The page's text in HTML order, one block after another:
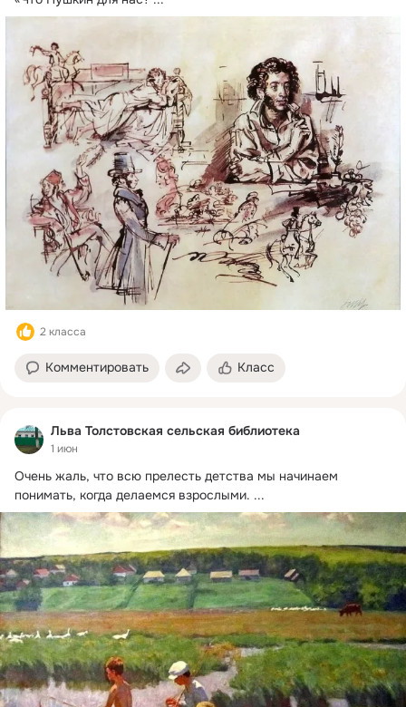
2 класса
Комментировать Класс
Льва Толстовская сельская библиотека
1 июн
Очень жаль, что всю прелесть детства мы начинаем
понимать, когда делаемся взрослыми. ...